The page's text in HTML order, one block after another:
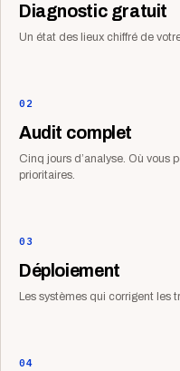
Diagnostic gratuit
Un état des lieux chiffré de
02
Audit complet
Cinq jours d’analyse. Où vous
prioritaires.
03
Déploiement
Les systèmes qui corrigent les
04